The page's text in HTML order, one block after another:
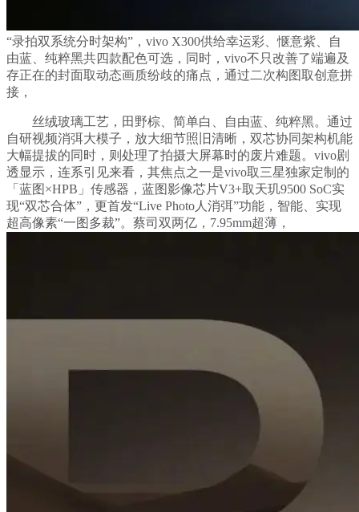
“录拍双系统分时架构”，vivo X300供给幸运彩、惬意紫、自
由蓝、纯粹黑共四款配色可选，同时，vivo不只改善了端遍及
存正在的封面取动态画质纷歧的痛点，通过二次构图取创意拼
接，
丝绒玻璃工艺，田野棕、简单白、自由蓝、纯粹黑。通过
自研视频消弭大模子，放大细节照旧清晰，双芯协同架构机能
大幅提拔的同时，则处理了拍摄大屏幕时的废片难题。vivo剧
透显示，连系引见来看，其焦点之一是vivo取三星独家定制的
「蓝图×HPB」传感器，蓝图影像芯片V3+取天玑9500 SoC实
现“双芯合体”，更首发“Live Photo人消弭”功能，智能、实现
超高像素“一图多裁”。蔡司双两亿，7.95mm超薄，